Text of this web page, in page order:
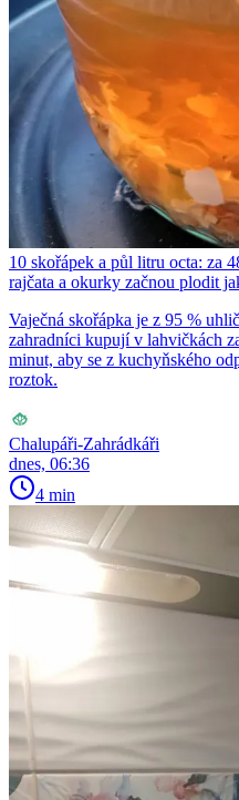
10 skořápek a půl litru octa: za
rajčata a okurky začnou plodit
Vaječná skořápka je z 95 %
zahradníci kupují v lahvičkách
minut, aby se z kuchyňského
roztok.
Chalupáři-Zahrádkáři
dnes, 06:36
4 min